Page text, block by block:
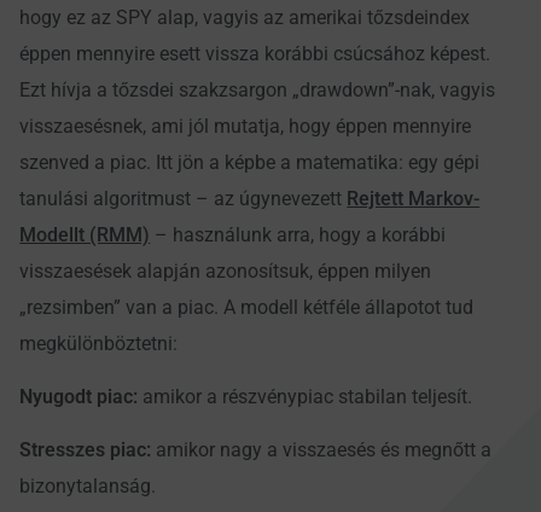
hogy ez az SPY alap, vagyis az amerikai tőzsdeindex
éppen mennyire esett vissza korábbi csúcsához képest.
Ezt hívja a tőzsdei szakzsargon „drawdown”-nak, vagyis
visszaesésnek, ami jól mutatja, hogy éppen mennyire
szenved a piac. Itt jön a képbe a matematika: egy gépi
tanulási algoritmust – az úgynevezett Rejtett Markov-
Modellt (RMM) – használunk arra, hogy a korábbi
visszaesések alapján azonosítsuk, éppen milyen
„rezsimben” van a piac. A modell kétféle állapotot tud
megkülönböztetni:
Nyugodt piac: amikor a részvénypiac stabilan teljesít.
Stresszes piac: amikor nagy a visszaesés és megnőtt a
bizonytalanság.